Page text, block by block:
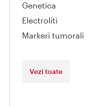
Genetica
Electroliti
Markeri tumorali
Vezi toate